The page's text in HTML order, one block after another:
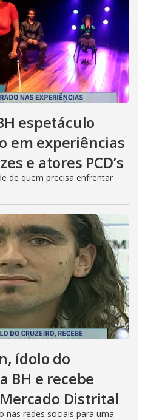
espetáculo
em experiências
e atores PCD’s
de quem precisa enfrentar
ídolo do
BH e recebe
Distrital
nas redes sociais para uma